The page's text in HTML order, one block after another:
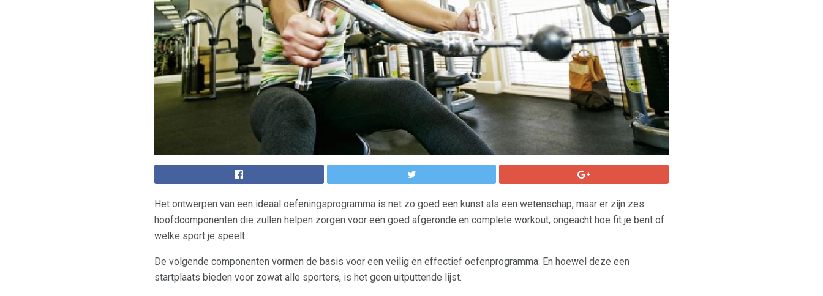
Het ontwerpen van een ideaal oefeningsprogramma is net zo goed een kunst als een wetenschap, maar er zijn zes
hoofdcomponenten die zullen helpen zorgen voor een goed afgeronde en complete workout, ongeacht hoe fit je bent of
welke sport je speelt.
De volgende componenten vormen de basis voor een veilig en effectief oefenprogramma. En hoewel deze een
startplaats bieden voor zowat alle sporters, is het geen uitputtende lijst.